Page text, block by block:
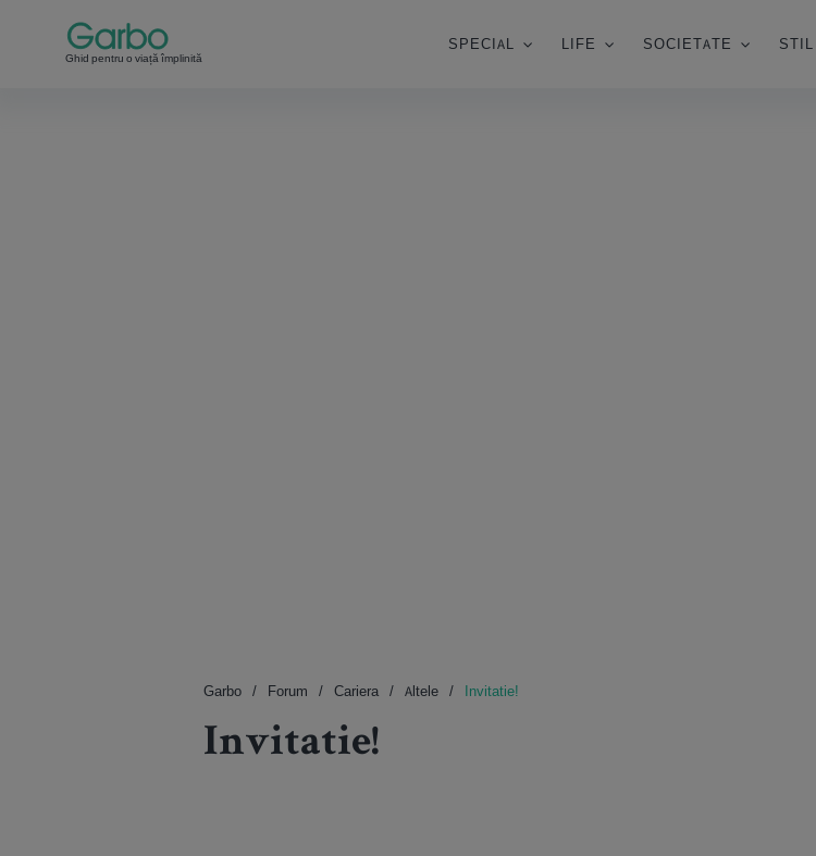
Ghid pentru o viață împlinită
SPECIAL LIFE SOCIETATE STIL
Garbo Forum Cariera Altele Invitatie!
Invitatie!